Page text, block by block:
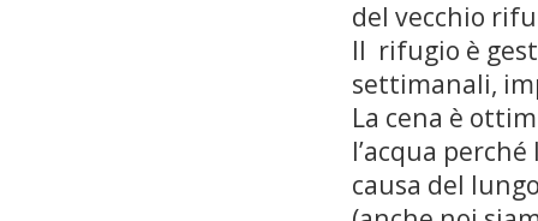
del vecchio
Il rifugio è
settimanali,
La cena è
l’acqua
causa del